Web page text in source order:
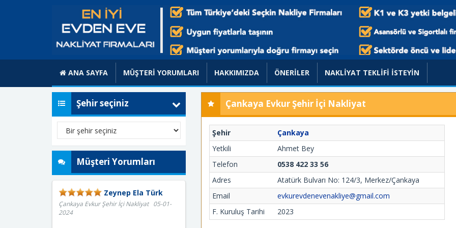
ANA SAYFA MÜŞTERİ YORUMLARI HAKKIMIZDA ÖNERİLER NAKLİYAT TEKLİFİ İSTEYİN
Çankaya Evkur Şehir İçi Nakliyat
Şehir
Çankaya
Yetkili
Ahmet Bey
Telefon
0538 422 33 56
Adres
Atatürk Bulvarı No: 124/3, Merkez/Çankaya
Email
evkurevdenevenakliye@gmail.com
F. Kuruluş Tarihi
2023
Şehir seçiniz
Müşteri Yorumları
Zeynep Ela Türk
Çankaya Evkur Şehir İçi Nakliyat 05-01-
2024